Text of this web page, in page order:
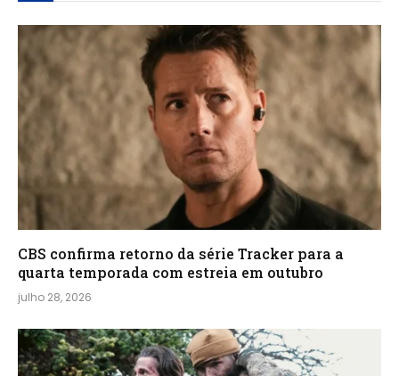
CBS confirma retorno da série Tracker para a
quarta temporada com estreia em outubro
julho 28, 2026